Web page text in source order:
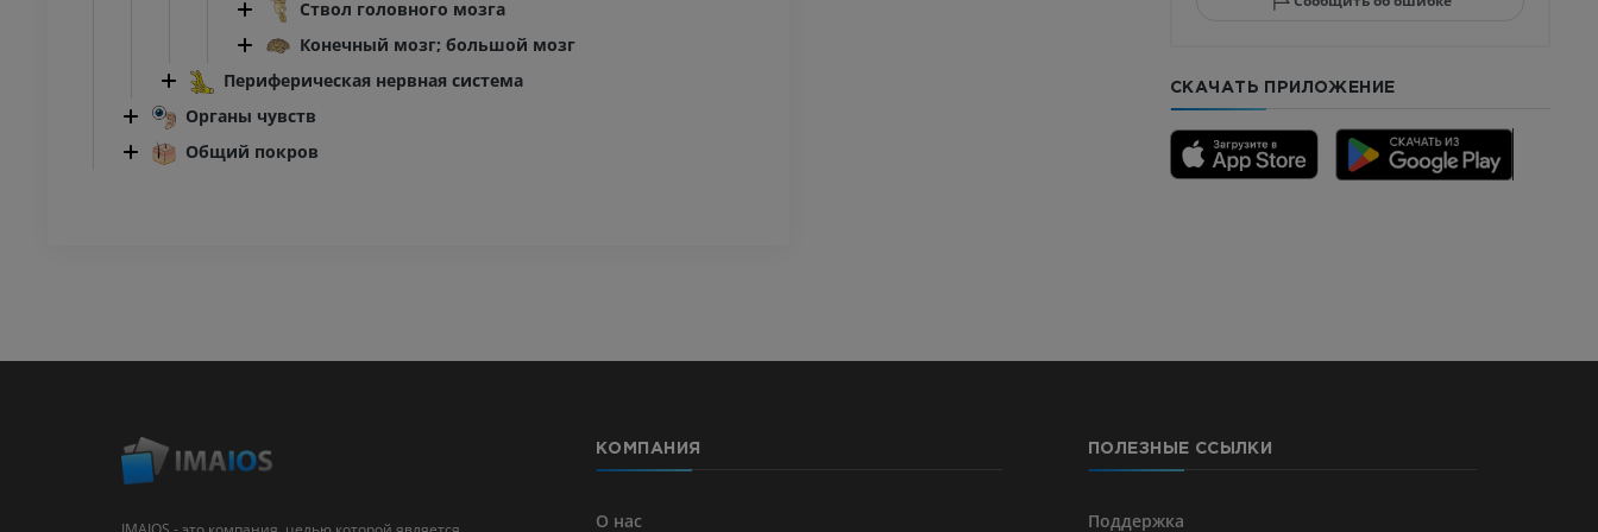
Ствол головного мозга
Конечный мозг; большой мозг
Периферическая нервная система
Органы чувств
Общий покров
кости)
Ангиография артерий
СКАЧАТЬ ПРИЛОЖЕНИЕ
КОМПАНИЯ
О нас
ПОЛЕЗНЫЕ ССЫЛКИ
Поддержка